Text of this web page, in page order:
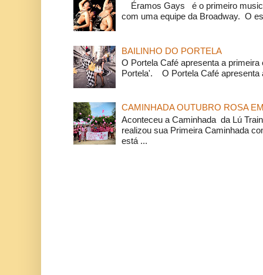
Éramos Gays é o primeiro
com uma equipe da Broadway. O
BAILINHO DO PORTELA
O Portela Café apresenta a
Portela'. O Portela Café apresenta
CAMINHADA OUTUBRO ROSA
Aconteceu a Caminhada da Lú
realizou sua Primeira Caminhada
está ...